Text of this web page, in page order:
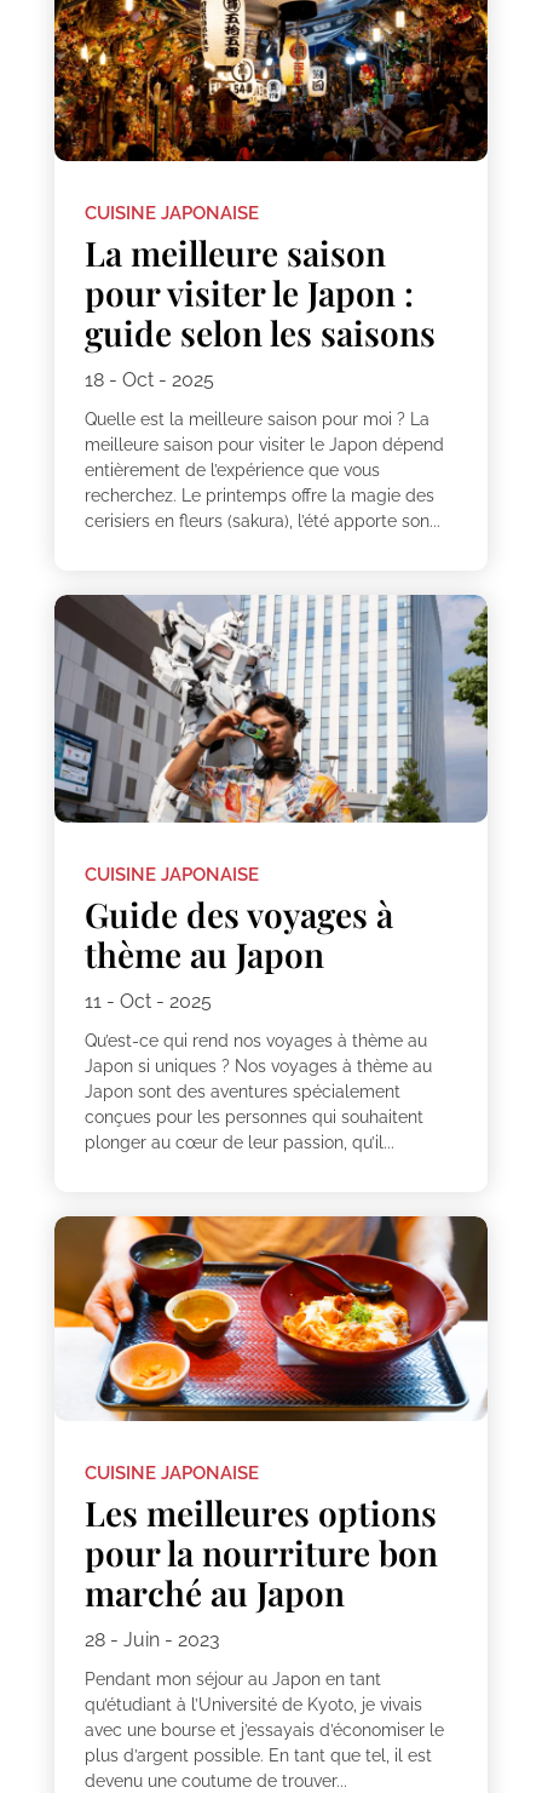
CUISINE JAPONAISE
La meilleure saison
pour visiter le Japon :
guide selon les saisons
18 - Oct - 2025
Quelle est la meilleure saison pour moi ? La
meilleure saison pour visiter le Japon dépend
entièrement de l’expérience que vous
recherchez. Le printemps offre la magie des
cerisiers en fleurs (sakura), l’été apporte son...
CUISINE JAPONAISE
Guide des voyages à
thème au Japon
11 - Oct - 2025
Qu’est-ce qui rend nos voyages à thème au
Japon si uniques ? Nos voyages à thème au
Japon sont des aventures spécialement
conçues pour les personnes qui souhaitent
plonger au cœur de leur passion, qu’il...
CUISINE JAPONAISE
Les meilleures options
pour la nourriture bon
marché au Japon
28 - Juin - 2023
Pendant mon séjour au Japon en tant
qu’étudiant à l’Université de Kyoto, je vivais
avec une bourse et j’essayais d’économiser le
plus d’argent possible. En tant que tel, il est
devenu une coutume de trouver...